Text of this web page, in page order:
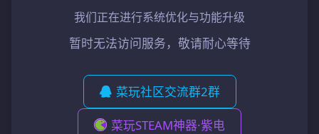
我们正在进行系统优化与功能升级
暂时无法访问服务，敬请耐心等待
菜玩社区交流群2群
菜玩STEAM神器·紫电